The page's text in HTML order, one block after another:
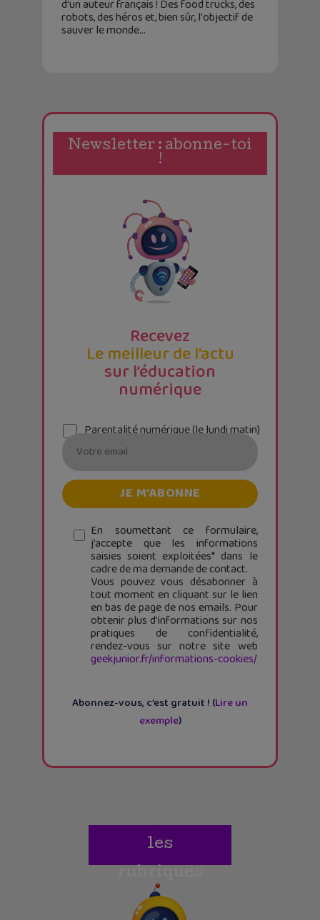
d'un auteur français ! Des food trucks, des
robots, des héros et, bien sûr, l'objectif de
sauver le monde
Newsletter : abonne-toi
!
Recevez
Le meilleur de l’actu
sur l’éducation
numérique
Parentalité numérique (le lundi matin)
En soumettant ce formulaire,
j’accepte que les informations
saisies soient exploitées* dans le
cadre de ma demande de contact.
Vous pouvez vous désabonner à
tout moment en cliquant sur le lien
en bas de page de nos emails. Pour
obtenir plus d'informations sur nos
pratiques de confidentialité,
rendez-vous sur notre site web
geekjunior.fr/informations-cookies/
Abonnez-vous, c’est gratuit ! (Lire un
exemple)
les